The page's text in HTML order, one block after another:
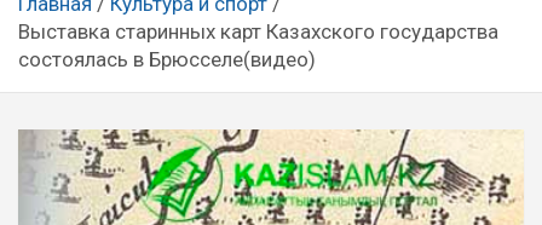
Выставка старинных карт Казахского государства
состоялась в Брюсселе(видео)